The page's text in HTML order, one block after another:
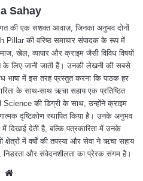
Sahay
की एक सशक्त आवाज़, जिनका अनुभव दोनों
Pillar की वरिष्ठ समाचार संपादक के रूप में
खेल, व्यापार और क्राइम जैसी विविध विषयों
लिए जानी जाती हैं। उनकी लेखनी की सबसे
भाषा में इस तरह प्रस्तुत करना कि पाठक हर
के साथ-साथ ऋचा सहाय एक प्रतिष्ठित
की डिग्री के साथ, उन्होंने क्राइम
दृष्टिकोण स्थापित किया है। उनके अनुभव
दिखाई देती है, बल्कि पत्रकारिता में उनके
क्षेत्रों में वर्षों की तपस्या और सेवा ने ऋचा सहाय
निडरता और संवेदनशीलता का प्रेरक संगम है।